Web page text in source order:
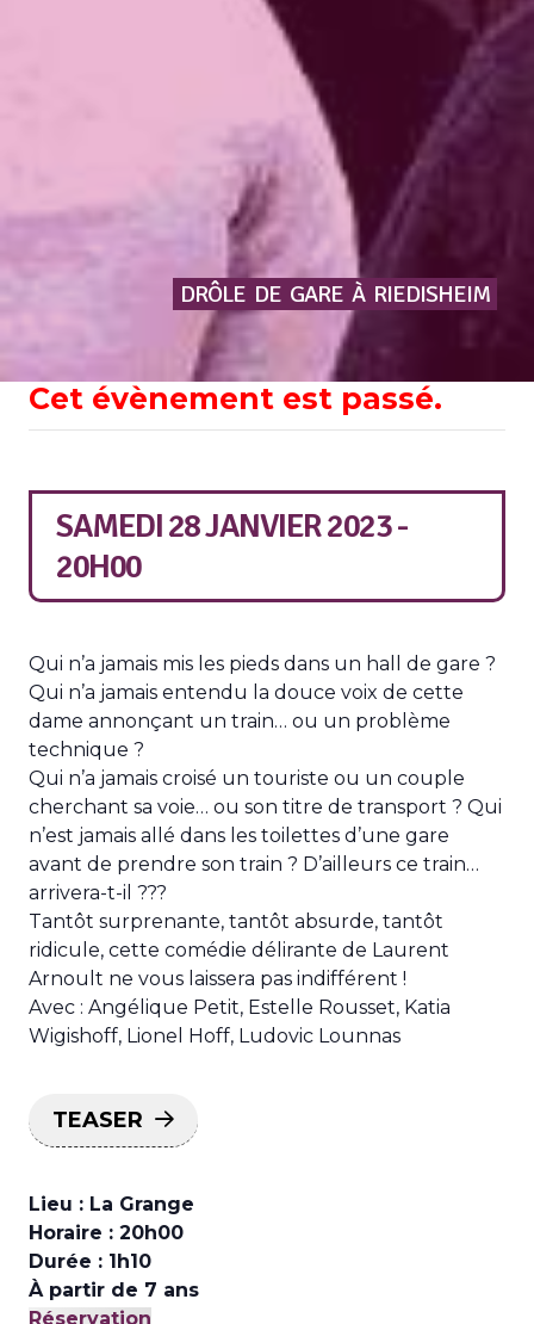
DRÔLE DE GARE À RIEDISHEIM
Cet évènement est passé.
SAMEDI 28 JANVIER 2023 -
20H00
Qui n’a jamais mis les pieds dans un hall de gare ?
Qui n’a jamais entendu la douce voix de cette
dame annonçant un train… ou un problème
technique ?
Qui n’a jamais croisé un touriste ou un couple
cherchant sa voie… ou son titre de transport ? Qui
n’est jamais allé dans les toilettes d’une gare
avant de prendre son train ? D’ailleurs ce train…
arrivera-t-il ???
Tantôt surprenante, tantôt absurde, tantôt
ridicule, cette comédie délirante de Laurent
Arnoult ne vous laissera pas indifférent !
Avec : Angélique Petit, Estelle Rousset, Katia
Wigishoff, Lionel Hoff, Ludovic Lounnas
TEASER
Lieu : La Grange
Horaire : 20h00
Durée : 1h10
À partir de 7 ans
Réservation